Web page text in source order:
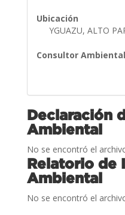
Ubicación
YGUAZU, ALTO
Consultor Ambiental
Declaración
Ambiental
No se encontró el
Relatorio de
Ambiental
No se encontró el